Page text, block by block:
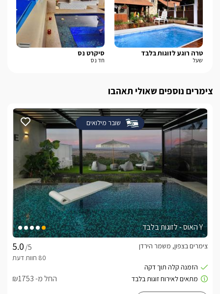
טרה רוגע לזוגות בלבד
שעל
סיקרט נס
חד נס
צימרים נוספים שאולי תאהבו
שובר מילואים
Y האוס - לזוגות בלבד
/5
צימרים בצפון, משמר הירדן
החל מ- ₪1753